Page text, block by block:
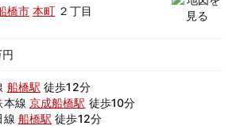
橋市 本町 ２丁目
船橋駅 徒歩12分
本線 京成船橋駅 徒歩10分
線 船橋駅 徒歩12分